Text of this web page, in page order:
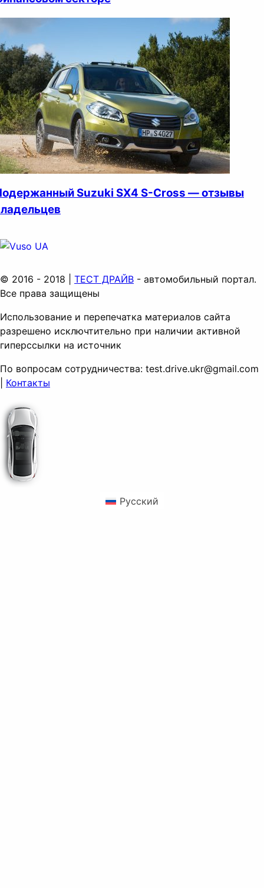
Suzuki SX4 S-Cross — отзывы
© 2016 - 2018 | ТЕСТ ДРАЙВ - автомобильный портал.
Все права защищены
Использование и перепечатка материалов сайта
разрешено исключтительно при наличии активной
гиперссылки на источник
По вопросам сотрудничества: test.drive.ukr@gmail.com
Контакты
Русский